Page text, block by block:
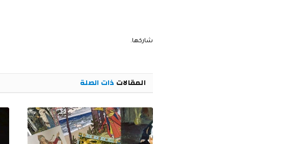
شاركها.
المقالات ذات الصلة